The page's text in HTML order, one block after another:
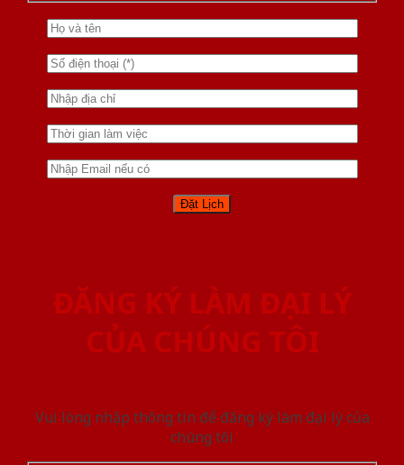
ĐĂNG KÝ LÀM ĐẠI LÝ
CỦA CHÚNG TÔI
Vui lòng nhập thông tin để đăng ký làm đại lý của
chúng tôi